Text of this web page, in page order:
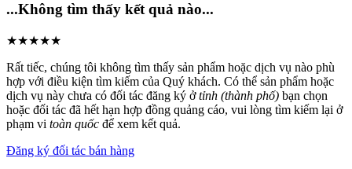
...Không tìm thấy kết quả nào...
★★★★★
Rất tiếc, chúng tôi không tìm thấy sản phẩm hoặc dịch vụ nào phù
hợp với điều kiện tìm kiếm của Quý khách. Có thể sản phẩm hoặc
dịch vụ này chưa có đối tác đăng ký ởtỉnh (thành phố) bạn chọn
hoặc đối tác đã hết hạn hợp đồng quảng cáo, vui lòng tìm kiếm lại ở
phạm vi toàn quốc để xem kết quả.
Đăng ký đối tác bán hàng